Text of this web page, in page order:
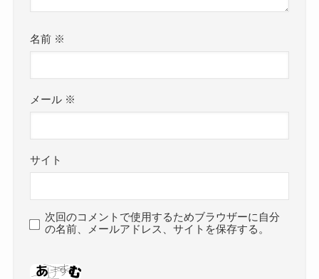
名前 ※
メール ※
サイト
次回のコメントで使用するためブラウザーに自分
の名前、メールアドレス、サイトを保存する。